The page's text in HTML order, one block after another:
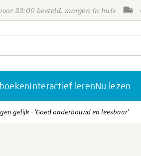
23:00 besteld, morgen in huis
Interactief lerenNu lezen
gelijk - ‘Goed onderbouwd en leesbaar’